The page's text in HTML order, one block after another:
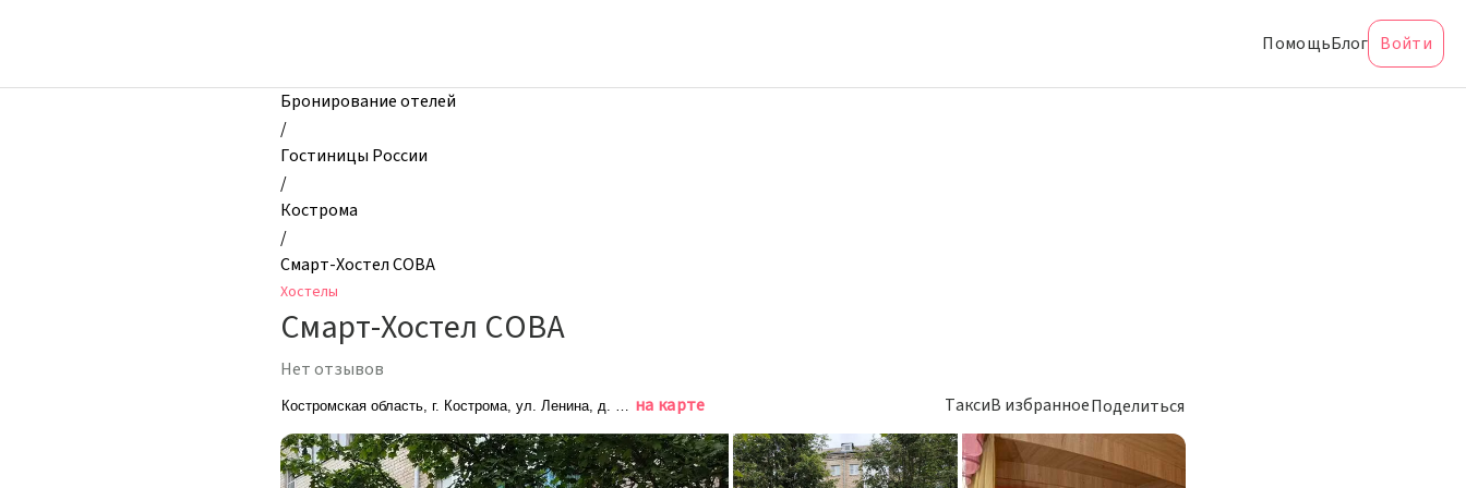
Смарт-
ПомощьБлог Войти
Бронирование отелей
/
Гостиницы России
/
Кострома
/
Смарт-Хостел СОВА
Хостелы
Смарт-Хостел СОВА
Нет отзывов
Костромская область, г. Кострома, ул. Ленина, д. 142на карте ТаксиВ избранноеПоделиться